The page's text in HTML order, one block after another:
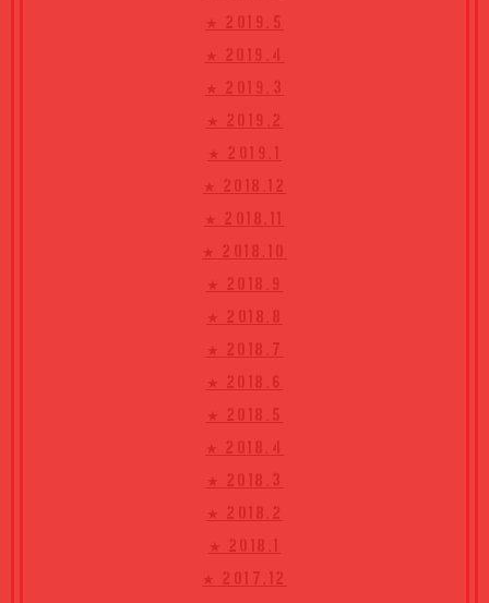
★ 2019.5
★ 2019.4
★ 2019.3
★ 2019.2
★ 2019.1
★ 2018.12
★ 2018.11
★ 2018.10
★ 2018.9
★ 2018.8
★ 2018.7
★ 2018.6
★ 2018.5
★ 2018.4
★ 2018.3
★ 2018.2
★ 2018.1
★ 2017.12